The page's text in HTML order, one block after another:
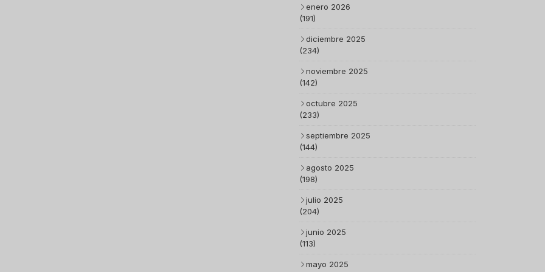
enero 2026
(191)
diciembre 2025
(234)
noviembre 2025
(142)
octubre 2025
(233)
septiembre 2025
(144)
agosto 2025
(198)
julio 2025
(204)
junio 2025
(113)
mayo 2025